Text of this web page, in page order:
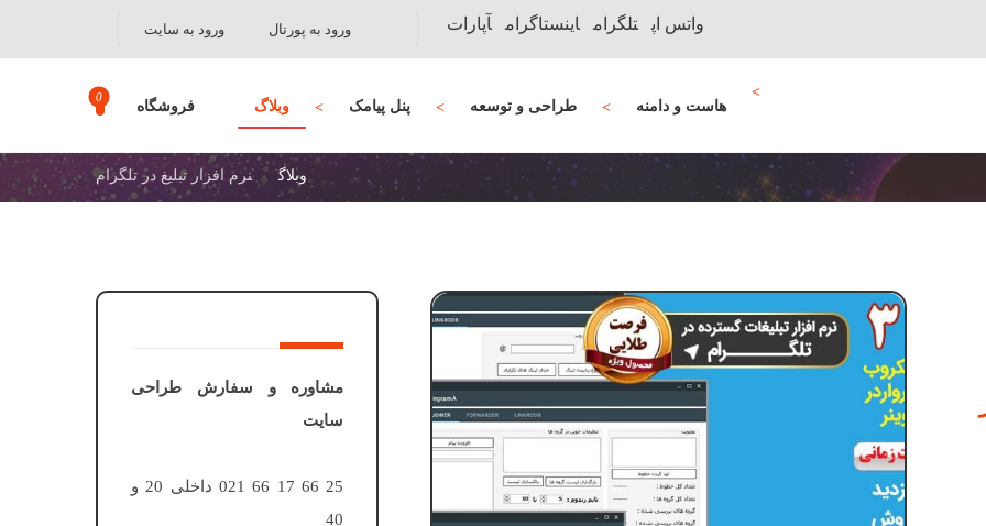
ورود به سایت ورود به پورتال واتس اپ تلگرام اینستاگرام آپارات
هاست و دامنه طراحی و توسعه پنل پیامک وبلاگ فروشگاه
وبلاگ نرم افزار تبلیغ در تلگرام
مشاوره و سفارش طراحی
سایت
25 66 17 66 021 داخلی 20 و
40